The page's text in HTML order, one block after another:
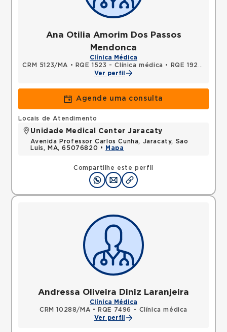
Ana Otilia Amorim Dos Passos
Mendonca
Clínica Médica
CRM 5123/MA • RQE 1523 - Clínica médica •
RQE 1928 - Medicina intensiva
Ver perfil
Agende uma consulta
Compartilhe este perfil
Locais de Atendimento
Unidade Medical Center Jaracaty
Avenida Professor Carlos Cunha, Jaracaty, Sao
Luis, MA, 65076820 •
Mapa
Andressa Oliveira Diniz Laranjeira
Clínica Médica
CRM 10288/MA •
RQE 7496 - Clínica médica
Ver perfil